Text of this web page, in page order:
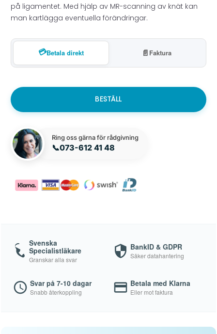
på ligamentet. Med hjälp av MR-scanning av knät kan
man kartlägga eventuella förändringar.
💳Betala direkt 📄 Faktura
BESTÄLL
Ring oss gärna för rådgivning
📞073-612 41 48
Svenska
Specialistläkare
Granskar alla svar
BankID & GDPR
Säker datahantering
Svar på 7-10 dagar
Snabb återkoppling
Betala med Klarna
Eller mot faktura